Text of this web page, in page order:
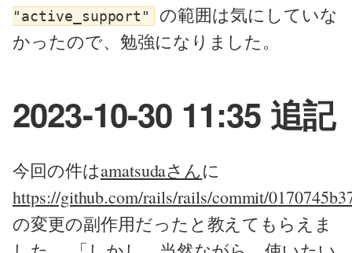
"active_support"
の範囲は気にしていな
かったので、勉強になりました。
2023-10-30 11:35 追記
今回の件はamatsudaさんに
https://github.com/rails/rails/commit/
の変更の副作用だったと教えてもらえま